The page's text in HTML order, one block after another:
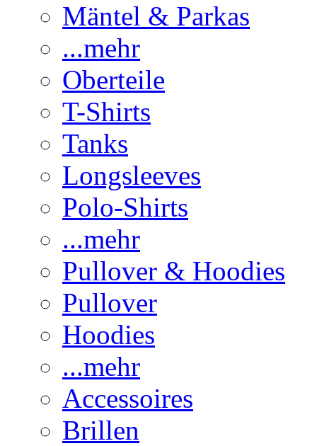
Mäntel & Parkas
...mehr
Oberteile
T-Shirts
Tanks
Longsleeves
Polo-Shirts
...mehr
Pullover & Hoodies
Pullover
Hoodies
...mehr
Accessoires
Brillen